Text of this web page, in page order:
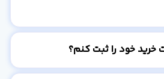
خرید خود را ثبت کنم؟